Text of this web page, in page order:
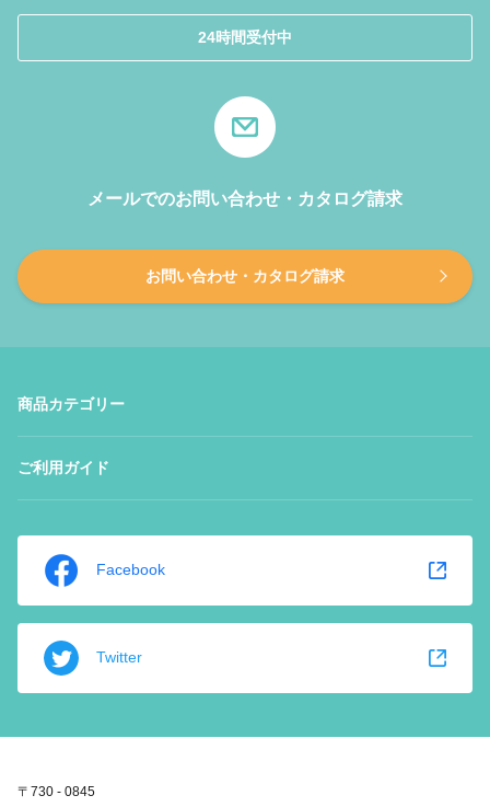
24時間受付中
メールでのお問い合わせ・カタログ請求
お問い合わせ・カタログ請求
商品カテゴリー
ご利用ガイド
Facebook
Twitter
〒730 - 0845